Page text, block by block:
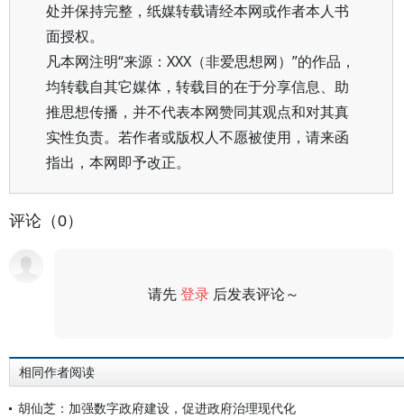
处并保持完整，纸媒转载请经本网或作者本人书
面授权。
凡本网注明“来源：XXX（非爱思想网）”的作品，
均转载自其它媒体，转载目的在于分享信息、助
推思想传播，并不代表本网赞同其观点和对其真
实性负责。若作者或版权人不愿被使用，请来函
指出，本网即予改正。
评论（0）
请先登录 后发表评论～
相同作者阅读
胡仙芝：加强数字政府建设，促进政府治理现代化